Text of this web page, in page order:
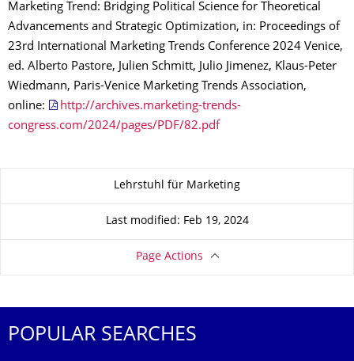
Marketing Trend: Bridging Political Science for Theoretical
Advancements and Strategic Optimization, in: Proceedings of
23rd International Marketing Trends Conference 2024 Venice,
ed. Alberto Pastore, Julien Schmitt, Julio Jimenez, Klaus-Peter
Wiedmann, Paris-Venice Marketing Trends Association,
online:
http://archives.marketing-trends-
congress.com/2024/pages/PDF/82.pdf
About this pageLehrstuhl für Marketing
Last modified: Feb 19, 2024
Page Actions
POPULAR SEARCHES